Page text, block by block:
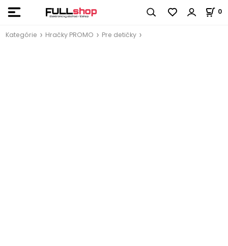
0
Kategórie Hračky PROMO Pre detičky